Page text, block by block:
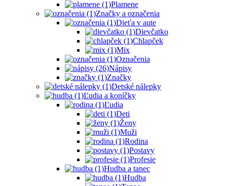
Plamene
Značky a označenia
Dieťa v aute
Dievčatko
Chlapček
Mix
Označenia
Nápisy
Značky
Detské nálepky
Ľudia a koníčky
Ľudia
Deti
Ženy
Muži
Rodina
Postavy
Profesie
Hudba a tanec
Hudba